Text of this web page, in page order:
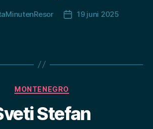
Inläggsdatum
19 juni 2025
Kategorier
MONTENEGRO
Stefan